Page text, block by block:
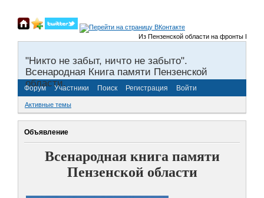
Из Пензенской области на фронты
"Никто не забыт, ничто не забыто".
Всенародная Книга памяти Пензенской
области.
Форум Участники Поиск Регистрация Войти
Активные темы
Объявление
Всенародная книга памяти
Пензенской области